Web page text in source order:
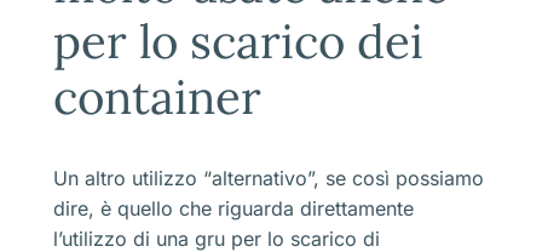
per lo scarico dei
container
Un altro utilizzo “alternativo”, se così possiamo
dire, è quello che riguarda direttamente
l’utilizzo di una gru per lo scarico di